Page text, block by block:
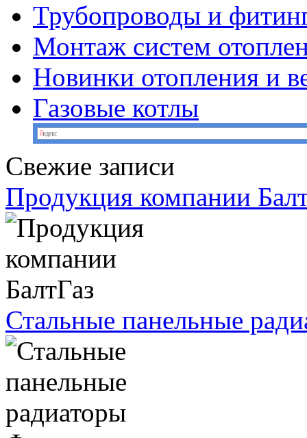
Трубопроводы и
Монтаж систем
Новинки отопления и
Газовые котлы
Свежие записи
Продукция компании
Стальные панельные